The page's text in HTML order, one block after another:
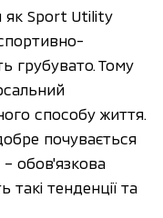
як Sport Utility
грубувато. Тому
способу життя.
почувається
– обов'язкова
тенденції та